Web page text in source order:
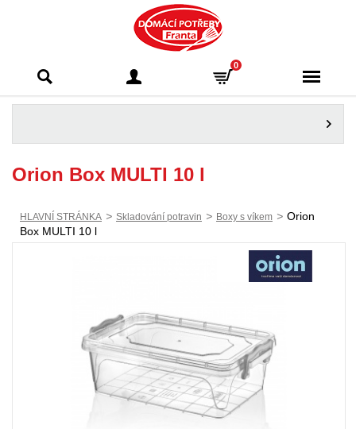
Franta - Příbram
0
Orion Box MULTI 10 l
HLAVNÍ STRÁNKA > Skladování potravin > Boxy s víkem > Orion
Box MULTI 10 l